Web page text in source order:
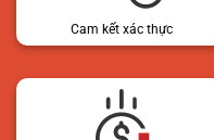
Cam kết xác thực